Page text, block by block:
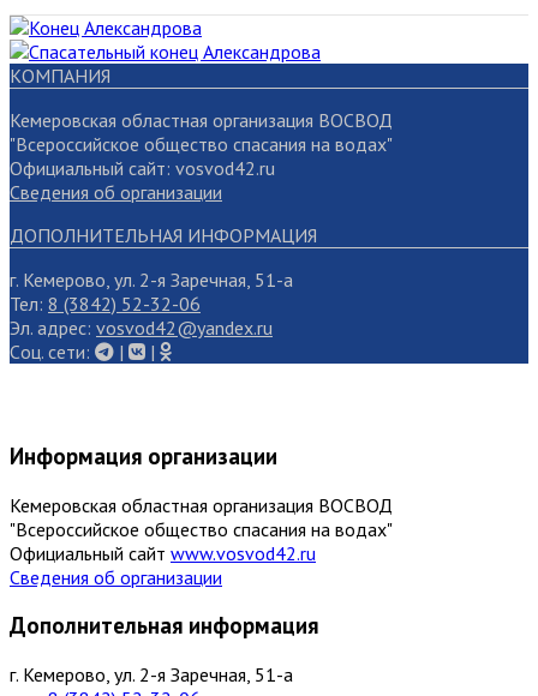
КОМПАНИЯ
Кемеровская областная организация ВОСВОД
"Всероссийское общество спасания на водах"
Официальный сайт: vosvod42.ru
Сведения об организации
ДОПОЛНИТЕЛЬНАЯ ИНФОРМАЦИЯ
г. Кемерово, ул. 2-я Заречная, 51-а
Тел: 8 (3842) 52-32-06
Эл. адрес: vosvod42@yandex.ru
Cоц. сети:
| |
Информация организации
Кемеровская областная организация ВОСВОД
"Всероссийское общество спасания на водах"
Официальный сайт www.vosvod42.ru
Сведения об организации
Дополнительная информация
г. Кемерово, ул. 2-я Заречная, 51-а